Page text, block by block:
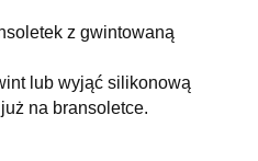
z gwintowaną
lub wyjąć silikonową
na bransoletce.